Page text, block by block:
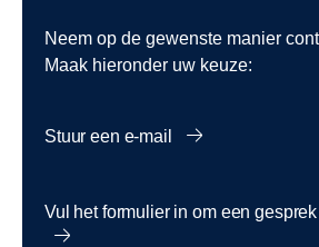
Neem op de gewenste manier
Maak hieronder uw keuze:
Stuur een e-mail
Vul het formulier in om een